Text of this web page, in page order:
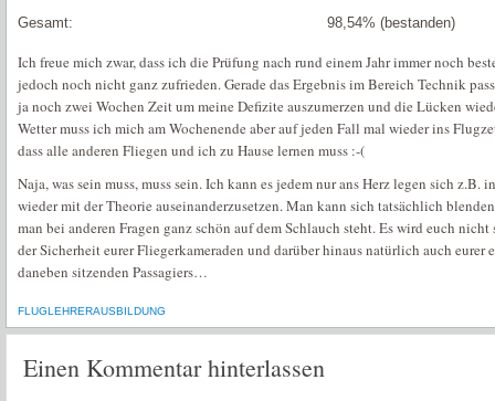
Gesamt:
98,54% (bestanden)
Ich freue mich zwar, dass ich die Prüfung nach rund einem Jahr immer noch
jedoch noch nicht ganz zufrieden. Gerade das Ergebnis im Bereich Technik
ja noch zwei Wochen Zeit um meine Defizite auszumerzen und die Lücken
Wetter muss ich mich am Wochenende aber auf jeden Fall mal wieder ins
dass alle anderen Fliegen und ich zu Hause lernen muss :-(
Naja, was sein muss, muss sein. Ich kann es jedem nur ans Herz legen sich
wieder mit der Theorie auseinanderzusetzen. Man kann sich tatsächlich
man bei anderen Fragen ganz schön auf dem Schlauch steht. Es wird euch
der Sicherheit eurer Fliegerkameraden und darüber hinaus natürlich auch
daneben sitzenden Passagiers…
FLUGLEHRERAUSBILDUNG
Einen Kommentar hinterlassen